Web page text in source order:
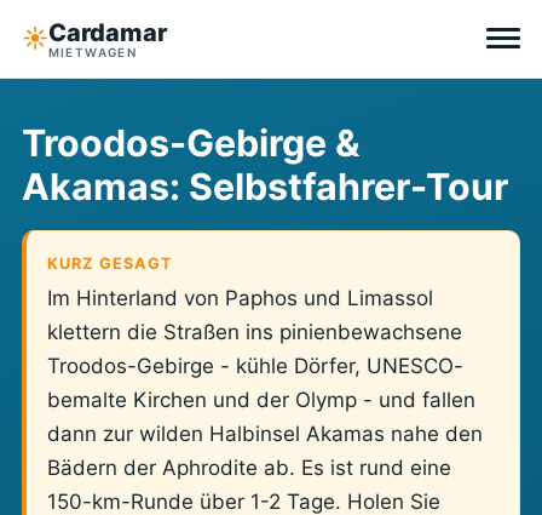
☀︎Cardamar
MIETWAGEN
All-inclusive
Ohne Selbstbeteiligung
Tipps
Über Cardamar
DENL
Troodos-Gebirge &
Akamas: Selbstfahrer-Tour
KURZ GESAGT
Im Hinterland von Paphos und Limassol
klettern die Straßen ins pinienbewachsene
Troodos-Gebirge - kühle Dörfer, UNESCO-
bemalte Kirchen und der Olymp - und fallen
dann zur wilden Halbinsel Akamas nahe den
Bädern der Aphrodite ab. Es ist rund eine
150-km-Runde über 1-2 Tage. Holen Sie